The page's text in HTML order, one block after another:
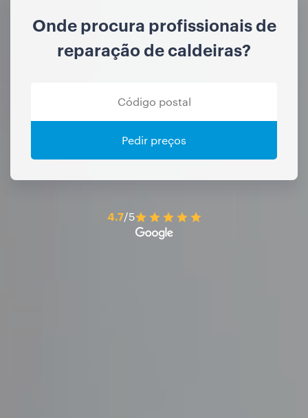
Onde procura profissionais de
reparação de caldeiras?
Pedir preços
4.7/5